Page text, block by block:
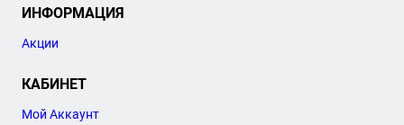
ИНФОРМАЦИЯ
Акции
КАБИНЕТ
Мой Аккаунт